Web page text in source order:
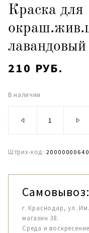
Краска для
210 РУБ.
В наличии
Штрих-код:
Самовывоз:
г. Краснодар, ул.
магазин 38.
Среда и